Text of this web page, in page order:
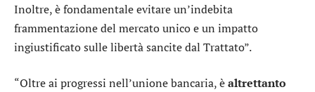
Inoltre, è fondamentale evitare un’indebita
frammentazione del mercato unico e un impatto
ingiustificato sulle libertà sancite dal Trattato”.
“Oltre ai progressi nell’unione bancaria, èaltrettanto